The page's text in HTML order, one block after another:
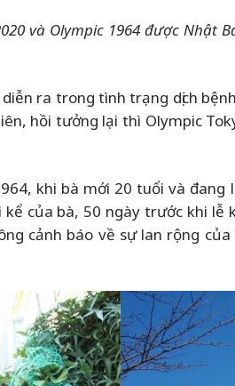
và Olympic 1964 được
ra trong tình trạng dịch
hồi tưởng lại thì Olympic
khi bà mới 20 tuổi và
của bà, 50 ngày trước khi lễ
cảnh báo về sự lan rộng